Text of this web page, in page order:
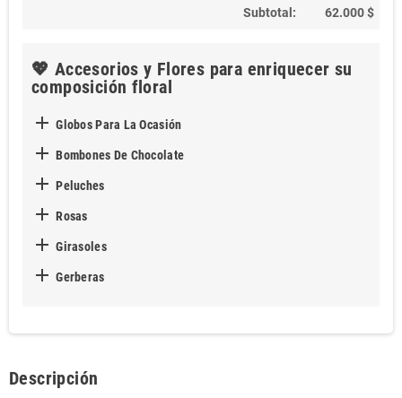
Subtotal: 62.000 $
💖 Accesorios y Flores para enriquecer su
composición floral
 Globos Para La Ocasión
 Bombones De Chocolate
 Peluches
 Rosas
 Girasoles
 Gerberas
Descripción